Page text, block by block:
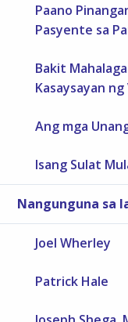
Paano
Pasyente sa
Bakit
Kasaysayan ng
Ang mga
Isang Sulat
Nangunguna sa
Joel Wherley
Patrick Hale